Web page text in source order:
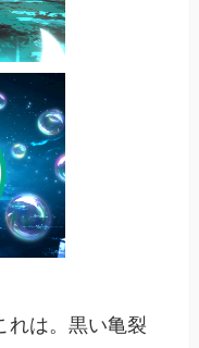
れは。黒い亀裂